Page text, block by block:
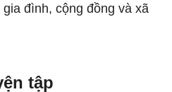
đình, cộng đồng và xã
tập